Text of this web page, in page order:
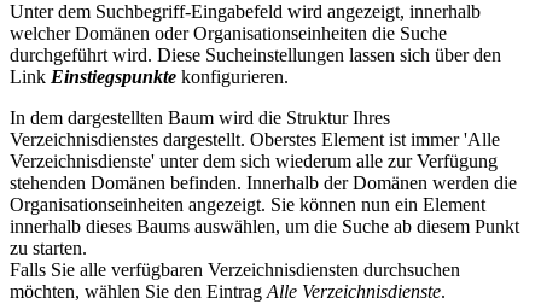
Unter dem Suchbegriff-Eingabefeld wird angezeigt, innerhalb
welcher Domänen oder Organisationseinheiten die Suche
durchgeführt wird. Diese Sucheinstellungen lassen sich über den
Link Einstiegspunkte konfigurieren.
In dem dargestellten Baum wird die Struktur Ihres
Verzeichnisdienstes dargestellt. Oberstes Element ist immer 'Alle
Verzeichnisdienste' unter dem sich wiederum alle zur Verfügung
stehenden Domänen befinden. Innerhalb der Domänen werden die
Organisationseinheiten angezeigt. Sie können nun ein Element
innerhalb dieses Baums auswählen, um die Suche ab diesem Punkt
zu starten.
Falls Sie alle verfügbaren Verzeichnisdiensten durchsuchen
möchten, wählen Sie den EintragAlle Verzeichnisdienste.